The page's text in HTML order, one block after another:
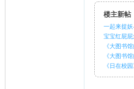
楼主新帖
一起来捉
宝宝红屁屁
《大图书
《大图书
《日在校